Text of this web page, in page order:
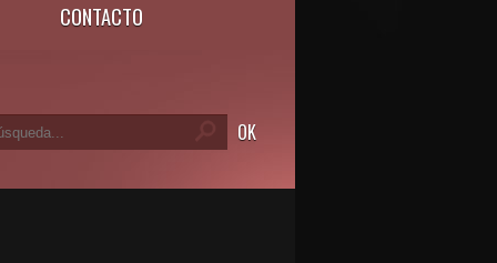
CONTACTO